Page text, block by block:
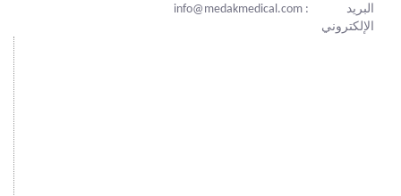
البريد
الإلكتروني
: info@medakmedical.com